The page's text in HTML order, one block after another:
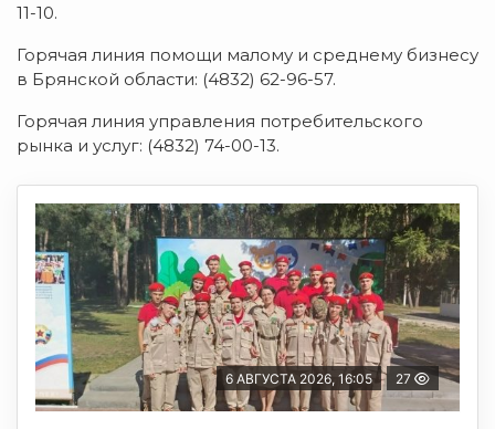
11-10.
Горячая линия помощи малому и среднему бизнесу
в Брянской области: (4832) 62-96-57.
Горячая линия управления потребительского
рынка и услуг: (4832) 74-00-13.
6 АВГУСТА 2026, 16:05 27